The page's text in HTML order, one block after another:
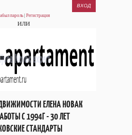
пароль Регистрация
или
ЕЛЕНА НОВАК
С 1994Г - 30 ЛЕТ
СТАНДАРТЫ